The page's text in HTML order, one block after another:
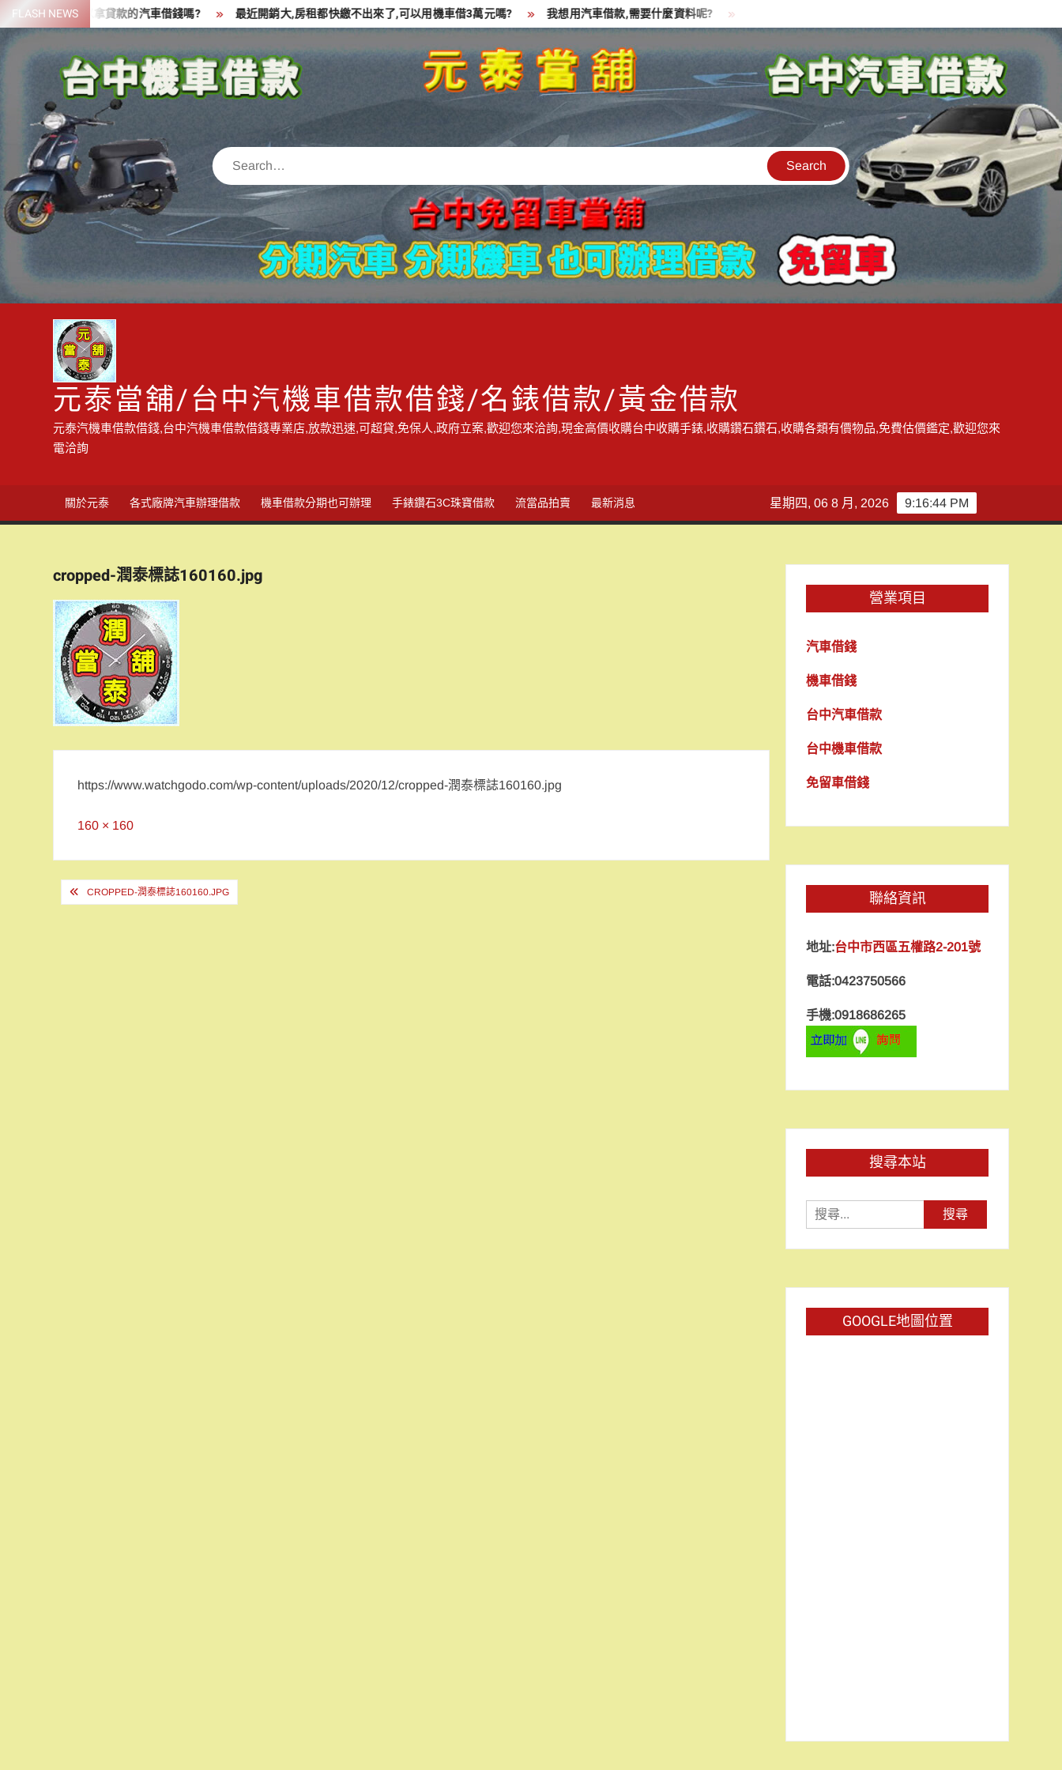
Skip
to
content
FLASH NEWS
筆資金,可以拿貸款的汽車借錢嗎? 最近開銷大,房租都快繳不出來了,可以用機車借3萬元嗎? 我想用汽車借款,需要什麼資料呢? 貸款中的中古機車可以借款嗎?機車可以騎走嗎?
Search
元泰當舖/台中汽機車借款借錢/名錶借款/黃金借款
元泰汽機車借款借錢,台中汽機車借款借錢專業店,放款迅速,可超貸,免保人,政府立案,歡迎您來洽詢,現金高價收購台中收購手錶,收購鑽石鑽石,收購各類有價物品,免費估價鑑定,歡迎您來
電洽詢
關於元泰 各式廠牌汽車辦理借款 機車借款分期也可辦理 手錶鑽石3C珠寶借款 流當品拍賣 最新消息 9:16:45 PM
星期四, 06 8 月, 2026
cropped-潤泰標誌160160.jpg
https://www.watchgodo.com/wp-content/uploads/2020/12/cropped-潤泰標誌160160.jpg
Full
160 × 160
文 CROPPED-潤泰標誌160160.JPG
營業項目
汽車借錢
機車借錢
台中汽車借款
台中機車借款
免留車借錢
聯絡資訊
地址:台中市西區五權路2-201號
電話:0423750566
手機:0918686265
搜尋本站
尋
關
GOOGLE地圖位置